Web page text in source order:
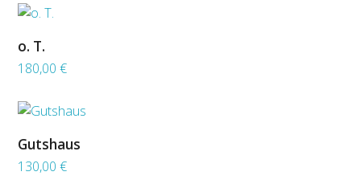
o. T.
180,00€
Gutshaus
130,00€